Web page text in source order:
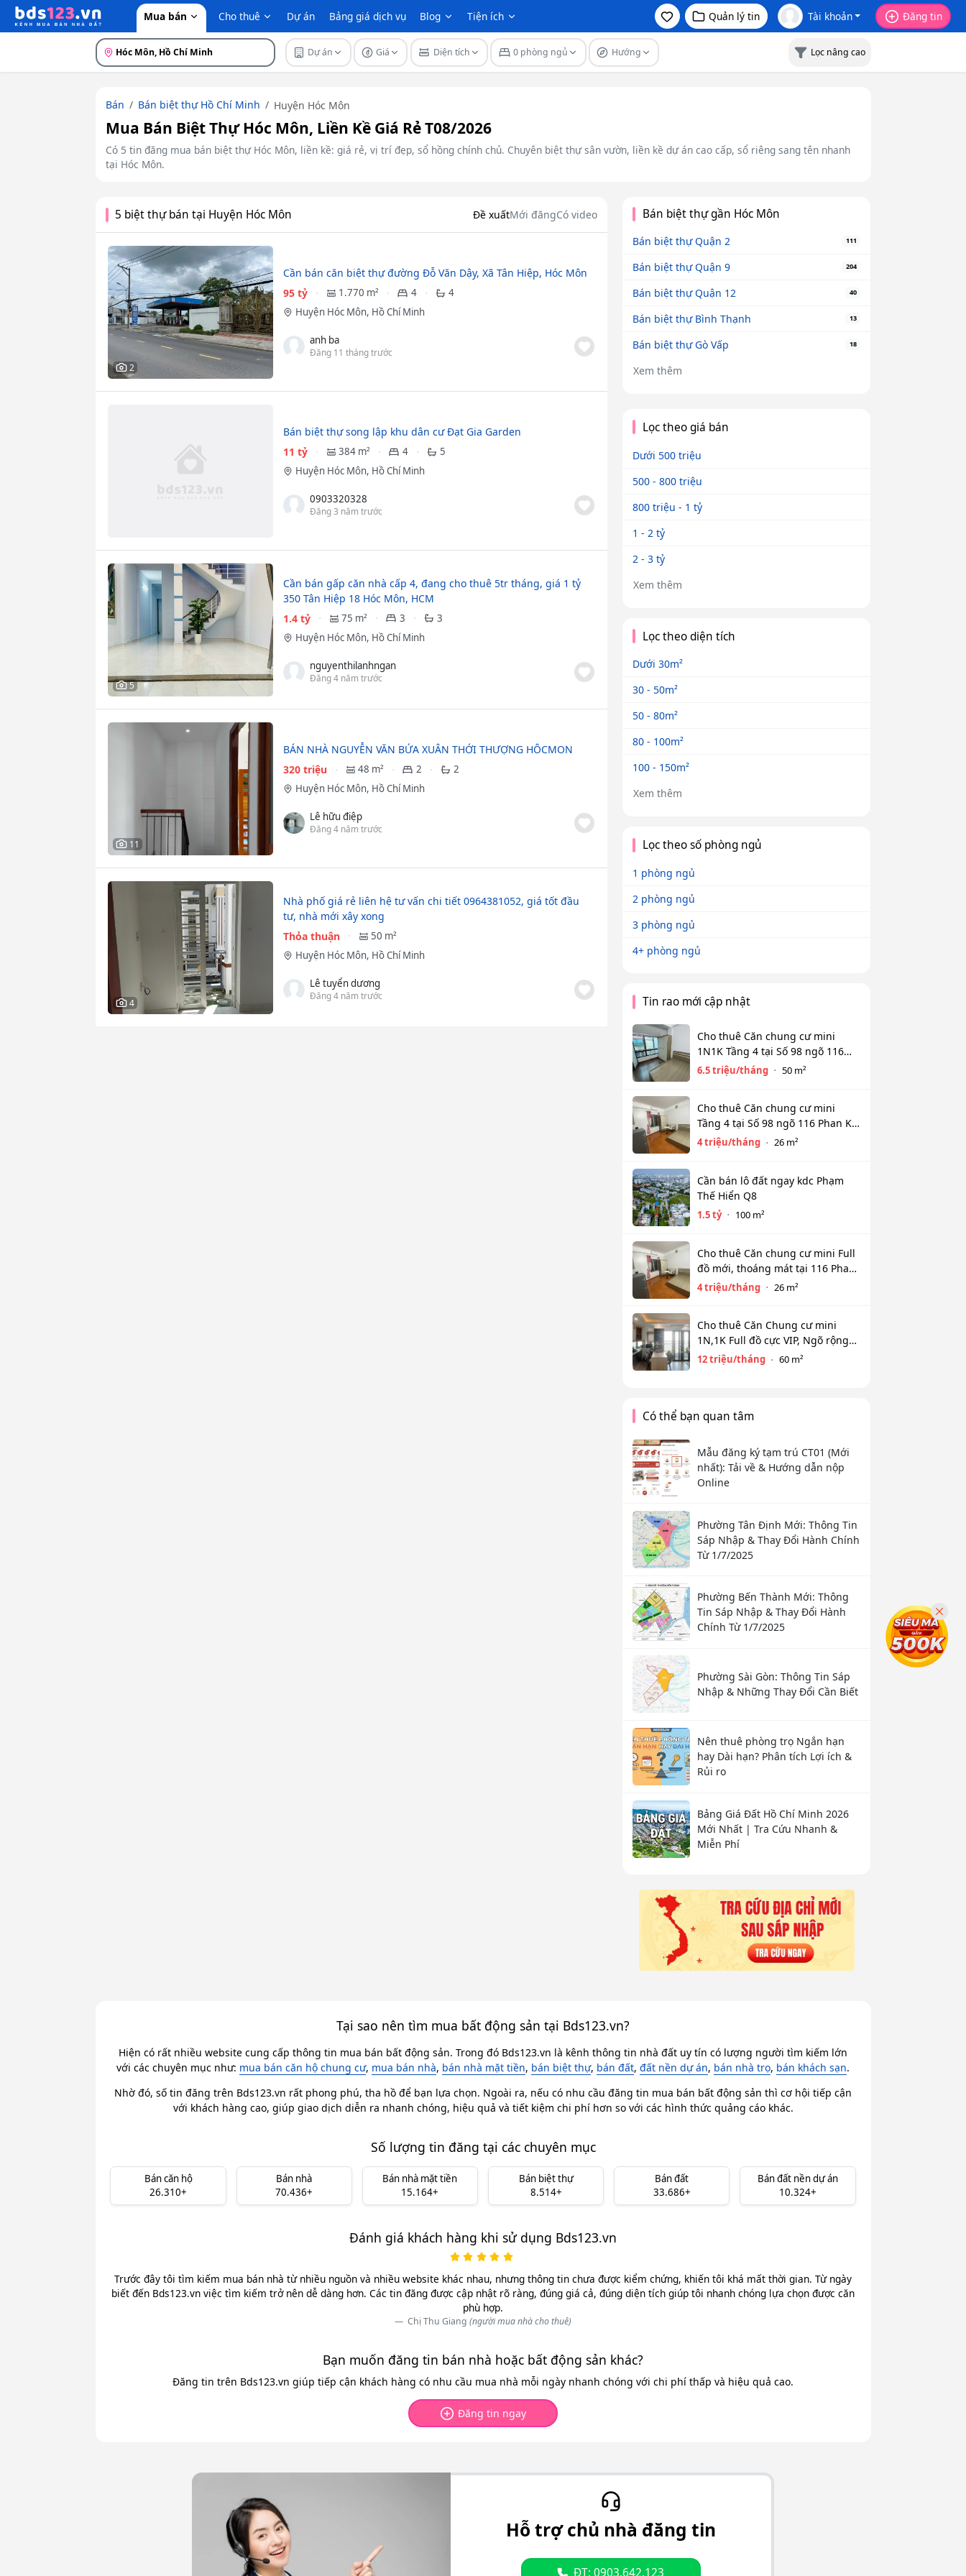
Mua bán Cho thuê Dự án Bảng giá dịch vụ Blog Tiện ích Quản lý tin Tài khoản Đăng tin
Hóc Môn, Hồ Chí Minh Dự án Giá Diện tích 0 phòng ngủ Hướng Lọc nâng cao
Bán Bán biệt thự Hồ Chí Minh Huyện Hóc Môn
Mua Bán Biệt Thự Hóc Môn, Liền Kề Giá Rẻ T08/2026
Có 5 tin đăng mua bán biệt thự Hóc Môn, liền kề: giá rẻ, vị trí đẹp, sổ hồng chính chủ. Chuyên biệt thự sân vườn, liền kề dự án cao cấp, sổ riêng sang tên nhanh
tại Hóc Môn.
5 biệt thự bán tại Huyện Hóc Môn Đề xuấtMới đăngCó video
2
Cần bán căn biệt thự đường Đỗ Văn Dậy, Xã Tân Hiệp, Hóc Môn
95 tỷ
1.770 m² 4
4
Huyện Hóc Môn, Hồ Chí Minh
anh ba
Đăng 11 tháng trước
Bán biệt thự song lập khu dân cư Đạt Gia Garden
11 tỷ
384 m² 4
5
Huyện Hóc Môn, Hồ Chí Minh
0903320328
Đăng 3 năm trước
5
Cần bán gấp căn nhà cấp 4, đang cho thuê 5tr tháng, giá 1 tỷ
350 Tân Hiệp 18 Hóc Môn, HCM
1.4 tỷ
75 m² 3
3
Huyện Hóc Môn, Hồ Chí Minh
nguyenthilanhngan
Đăng 4 năm trước
11
BÁN NHÀ NGUYỄN VĂN BỨA XUÂN THỚI THƯỢNG HÔCMON
320 triệu
48 m² 2
2
Huyện Hóc Môn, Hồ Chí Minh
Lê hữu điệp
Đăng 4 năm trước
4
Nhà phố giá rẻ liên hệ tư vấn chi tiết 0964381052, giá tốt đầu
tư, nhà mới xây xong
Thỏa thuận
50 m²
Huyện Hóc Môn, Hồ Chí Minh
Lê tuyển dương
Đăng 4 năm trước
Bán biệt thự gần Hóc Môn
Bán biệt thự Quận 2 111
Bán biệt thự Quận 9 204
Bán biệt thự Quận 12 40
Bán biệt thự Bình Thạnh 13
Bán biệt thự Gò Vấp 18
Xem thêm
Lọc theo giá bán
Dưới 500 triệu
500 - 800 triệu
800 triệu - 1 tỷ
1 - 2 tỷ
2 - 3 tỷ
Xem thêm
Lọc theo diện tích
Dưới 30m²
30 - 50m²
50 - 80m²
80 - 100m²
100 - 150m²
Xem thêm
Lọc theo số phòng ngủ
1 phòng ngủ
2 phòng ngủ
3 phòng ngủ
4+ phòng ngủ
Tin rao mới cập nhật
Cho thuê Căn chung cư mini
1N1K Tầng 4 tại Số 98 ngõ 116
Phan Kế Bính, Ba Đình. Chỉ 6.5tr
6.5 triệu/tháng 50 m²
Cho thuê Căn chung cư mini
Tầng 4 tại Số 98 ngõ 116 Phan Kế
Bính, Cống Vị, Ba Đình. Chỉ 4tr
4 triệu/tháng 26 m²
Cần bán lô đất ngay kdc Phạm
Thế Hiển Q8
1.5 tỷ 100 m²
Cho thuê Căn chung cư mini Full
đồ mới, thoáng mát tại 116 Phan
Kế Bính, Ba Đình. Chỉ 4 tr
4 triệu/tháng 26 m²
Cho thuê Căn Chung cư mini
1N,1K Full đồ cực VIP, Ngõ rộng
View toàn mặt hồ Tây. Chỉ 12tr
12 triệu/tháng 60 m²
Có thể bạn quan tâm
Mẫu đăng ký tạm trú CT01 (Mới
nhất): Tải về & Hướng dẫn nộp
Online
Phường Tân Định Mới: Thông Tin
Sáp Nhập & Thay Đổi Hành Chính
Từ 1/7/2025
Phường Bến Thành Mới: Thông
Tin Sáp Nhập & Thay Đổi Hành
Chính Từ 1/7/2025
Phường Sài Gòn: Thông Tin Sáp
Nhập & Những Thay Đổi Cần Biết
Nên thuê phòng trọ Ngắn hạn
hay Dài hạn? Phân tích Lợi ích &
Rủi ro
Bảng Giá Đất Hồ Chí Minh 2026
Mới Nhất | Tra Cứu Nhanh &
Miễn Phí
Tại sao nên tìm mua bất động sản tại Bds123.vn?
Hiện có rất nhiều website cung cấp thông tin mua bán bất động sản. Trong đó Bds123.vn là kênh thông tin nhà đất uy tín có lượng người tìm kiếm lớn
với các chuyên mục như: mua bán căn hộ chung cư, mua bán nhà, bán nhà mặt tiền, bán biệt thự, bán đất, đất nền dự án, bán nhà trọ, bán khách sạn.
Nhờ đó, số tin đăng trên Bds123.vn rất phong phú, tha hồ để bạn lựa chọn. Ngoài ra, nếu có nhu cầu đăng tin mua bán bất động sản thì cơ hội tiếp cận
với khách hàng cao, giúp giao dịch diễn ra nhanh chóng, hiệu quả và tiết kiệm chi phí hơn so với các hình thức quảng cáo khác.
Số lượng tin đăng tại các chuyên mục
Bán căn hộ
26.310+
Bán nhà
70.436+
Bán nhà mặt tiền
15.164+
Bán biệt thự
8.514+
Bán đất
33.686+
Bán đất nền dự án
10.324+
Đánh giá khách hàng khi sử dụng Bds123.vn
Trước đây tôi tìm kiếm mua bán nhà từ nhiều nguồn và nhiều website khác nhau, nhưng thông tin chưa được kiểm chứng, khiến tôi khá mất thời gian. Từ ngày
biết đến Bds123.vn việc tìm kiếm trở nên dễ dàng hơn. Các tin đăng được cập nhật rõ ràng, đúng giá cả, đúng diện tích giúp tôi nhanh chóng lựa chọn được căn
phù hợp.
Chị Thu Giang (người mua nhà cho thuê)
Bạn muốn đăng tin bán nhà hoặc bất động sản khác?
Đăng tin trên Bds123.vn giúp tiếp cận khách hàng có nhu cầu mua nhà mỗi ngày nhanh chóng với chi phí thấp và hiệu quả cao.
Đăng tin ngay
Hỗ trợ chủ nhà đăng tin